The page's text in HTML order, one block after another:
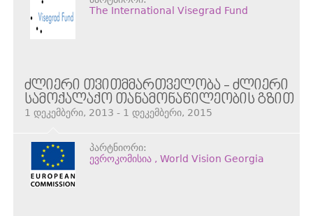
The International Visegrad Fund
ᲫᲚᲘᲔᲠᲘ ᲗᲕᲘᲗᲛᲛᲐᲠᲗᲕᲔᲚᲝᲑᲐ - ᲫᲚᲘᲔᲠᲘ
ᲡᲐᲛᲝᲥᲐᲚᲐᲥᲝ ᲗᲐᲜᲐᲛᲝᲜᲐᲬᲘᲚᲔᲝᲑᲘᲡ ᲒᲖᲘᲗ
1 დეკემბერი, 2013 - 1 დეკემბერი, 2015
პარტნიორი:
ევროკომისია , World Vision Georgia